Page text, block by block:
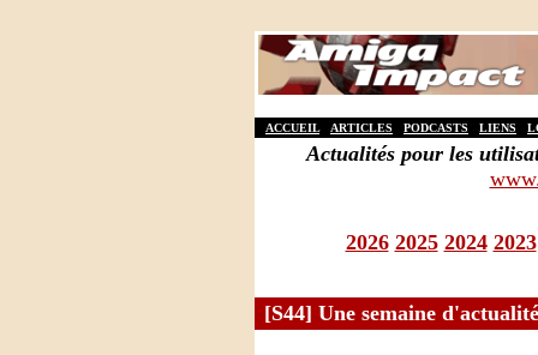
ACCUEIL ARTICLES PODCASTS LIENS
Actualités pour les
2026 2025 2024 2023
[S44] Une semaine